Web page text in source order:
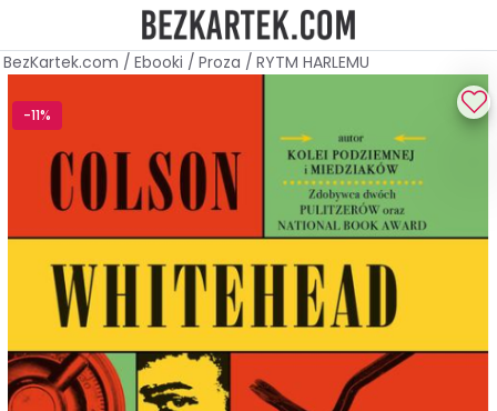
BezKartek.com / Ebooki / Proza / RYTM HARLEMU
-11%